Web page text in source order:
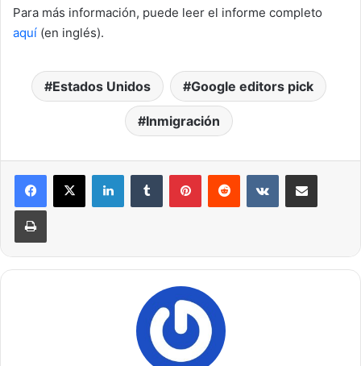
Para más información, puede leer el informe completo
aquí (en inglés).
Estados Unidos Google editors pick
Inmigración